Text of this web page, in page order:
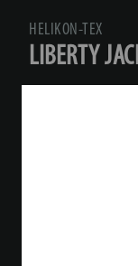
HELIKON-TEX
LIBERTY